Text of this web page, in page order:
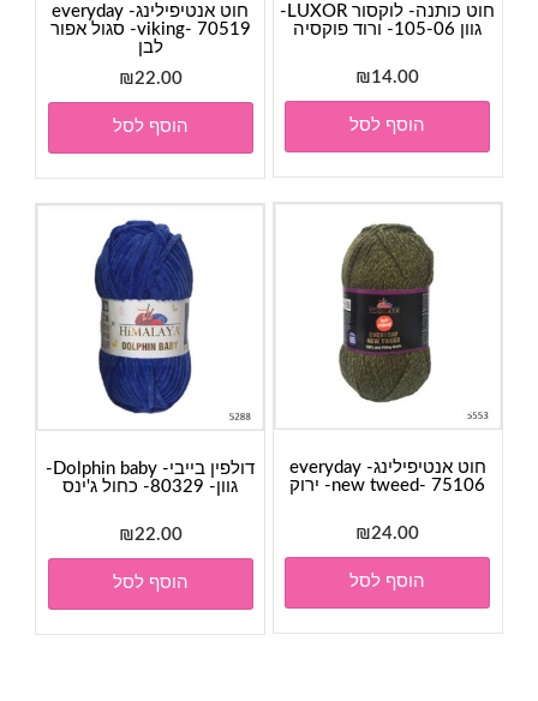
חוט כותנה- לוקסור LUXOR-
גוון 105-06- ורוד פוקסיה
₪14.00
הוסף לסל
חוט אנטיפילינג- everyday
viking- 70519- סגול אפור
לבן
₪22.00
הוסף לסל
חוט אנטיפילינג- everyday
new tweed- 75106- ירוק
₪24.00
הוסף לסל
דולפין בייבי- Dolphin baby-
גוון- 80329- כחול ג'ינס
₪22.00
הוסף לסל